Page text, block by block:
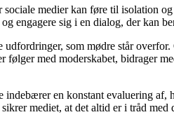
medier kan føre til isolation
engagere sig i en dialog, der kan
som mødre står
med moderskabet, bidrager
en konstant evaluering af,
mediet, at det altid er i tråd med